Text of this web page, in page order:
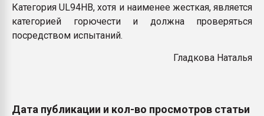
Категория UL94НВ, хотя и наименее жесткая, является
категорией горючести и должна проверяться
посредством испытаний.
Гладкова Наталья
Дата публикации и кол-во просмотров статьи